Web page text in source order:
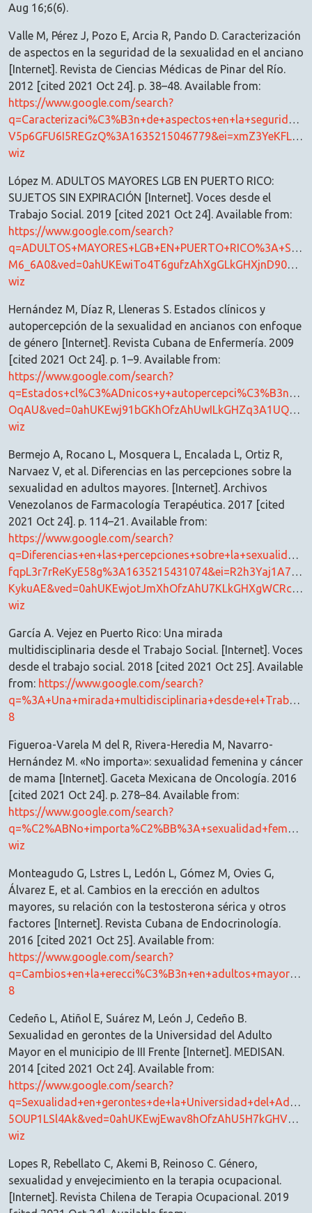
Aug 16;6(6).
Valle M, Pérez J, Pozo E, Arcia R, Pando D. Caracterización
de aspectos en la seguridad de la sexualidad en el anciano
[Internet]. Revista de Ciencias Médicas de Pinar del Río.
2012 [cited 2021 Oct 24]. p. 38–48. Available from:
https://www.google.com/search?
wiz
López M. ADULTOS MAYORES LGB EN PUERTO RICO:
SUJETOS SIN EXPIRACIÓN [Internet]. Voces desde el
Trabajo Social. 2019 [cited 2021 Oct 24]. Available from:
https://www.google.com/search?
wiz
Hernández M, Díaz R, Lleneras S. Estados clínicos y
autopercepción de la sexualidad en ancianos con enfoque
de género [Internet]. Revista Cubana de Enfermería. 2009
[cited 2021 Oct 24]. p. 1–9. Available from:
https://www.google.com/search?
wiz
Bermejo A, Rocano L, Mosquera L, Encalada L, Ortiz R,
Narvaez V, et al. Diferencias en las percepciones sobre la
sexualidad en adultos mayores. [Internet]. Archivos
Venezolanos de Farmacología Terapéutica. 2017 [cited
2021 Oct 24]. p. 114–21. Available from:
https://www.google.com/search?
wiz
García A. Vejez en Puerto Rico: Una mirada
multidisciplinaria desde el Trabajo Social. [Internet]. Voces
desde el trabajo social. 2018 [cited 2021 Oct 25]. Available
from: https://www.google.com/search?
8
Figueroa-Varela M del R, Rivera-Heredia M, Navarro-
Hernández M. «No importa»: sexualidad femenina y cáncer
de mama [Internet]. Gaceta Mexicana de Oncología. 2016
[cited 2021 Oct 24]. p. 278–84. Available from:
https://www.google.com/search?
wiz
Monteagudo G, Lstres L, Ledón L, Gómez M, Ovies G,
Álvarez E, et al. Cambios en la erección en adultos
mayores, su relación con la testosterona sérica y otros
factores [Internet]. Revista Cubana de Endocrinología.
2016 [cited 2021 Oct 25]. Available from:
https://www.google.com/search?
8
Cedeño L, Atiñol E, Suárez M, León J, Cedeño B.
Sexualidad en gerontes de la Universidad del Adulto
Mayor en el municipio de III Frente [Internet]. MEDISAN.
2014 [cited 2021 Oct 24]. Available from:
https://www.google.com/search?
wiz
Lopes R, Rebellato C, Akemi B, Reinoso C. Género,
sexualidad y envejecimiento en la terapia ocupacional.
[Internet]. Revista Chilena de Terapia Ocupacional. 2019